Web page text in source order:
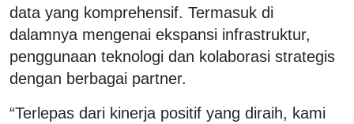
data yang komprehensif. Termasuk di
dalamnya mengenai ekspansi infrastruktur,
penggunaan teknologi dan kolaborasi strategis
dengan berbagai partner.
“Terlepas dari kinerja positif yang diraih, kami